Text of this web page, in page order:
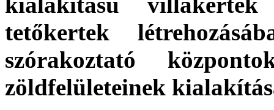
tetőkertek
szórakoztató
zöldfelületeinek